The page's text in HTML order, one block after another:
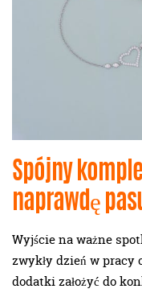
Spójny
naprawdę
Wyjście na ważne
zwykły dzień w pracy
dodatki założyć do